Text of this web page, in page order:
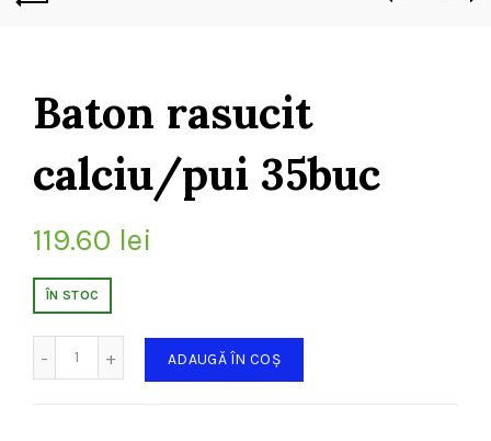
Baton rasucit
calciu/pui 35buc
119.60 lei
ÎN STOC
ADAUGĂ ÎN COȘ